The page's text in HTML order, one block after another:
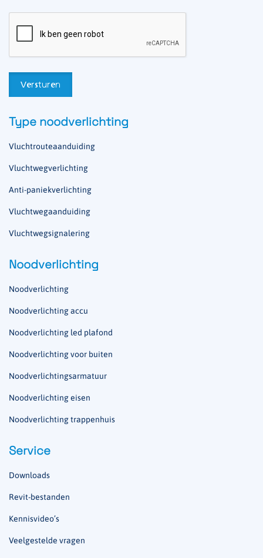
Type noodverlichting
Vluchtrouteaanduiding
Vluchtwegverlichting
Anti-paniekverlichting
Vluchtwegaanduiding
Vluchtwegsignalering
Noodverlichting
Noodverlichting
Noodverlichting accu
Noodverlichting led plafond
Noodverlichting voor buiten
Noodverlichtingsarmatuur
Noodverlichting eisen
Noodverlichting trappenhuis
Service
Downloads
Revit-bestanden
Kennisvideo’s
Veelgestelde vragen